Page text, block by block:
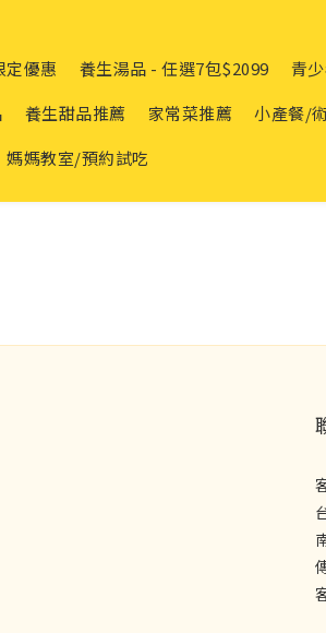
定優惠 養生湯品 - 任選7包$2099 青
養生甜品推薦 家常菜推薦 小產餐/
媽媽教室/預約試吃